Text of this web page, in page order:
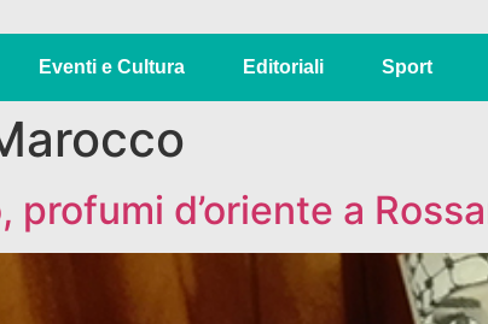
Eventi e Cultura Editoriali Sport
d’oriente a